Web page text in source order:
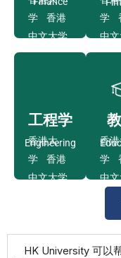
学 香港
中文大学
香港科技
香港城市
大学
了
解
学
中
香
港
香
大学
工程学
Engineering
香港大
学 香港
中文大学
港理工大
学
香
学
中
香
港
学
HK University 可以